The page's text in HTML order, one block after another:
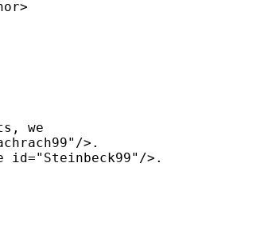
we
>.
id="Steinbeck99"/>.